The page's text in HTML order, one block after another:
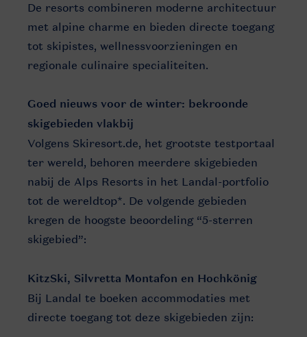
De resorts combineren moderne architectuur
met alpine charme en bieden directe toegang
tot skipistes, wellnessvoorzieningen en
regionale culinaire specialiteiten.
Goed nieuws voor de winter: bekroonde
skigebieden vlakbij
Volgens Skiresort.de, het grootste testportaal
ter wereld, behoren meerdere skigebieden
nabij de Alps Resorts in het Landal-portfolio
tot de wereldtop*. De volgende gebieden
kregen de hoogste beoordeling “5-sterren
skigebied”:
KitzSki, Silvretta Montafon en Hochkönig
Bij Landal te boeken accommodaties met
directe toegang tot deze skigebieden zijn: